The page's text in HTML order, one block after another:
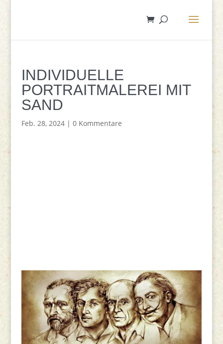
INDIVIDUELLE
PORTRAITMALEREI MIT
SAND
Feb. 28, 2024| 0 Kommentare